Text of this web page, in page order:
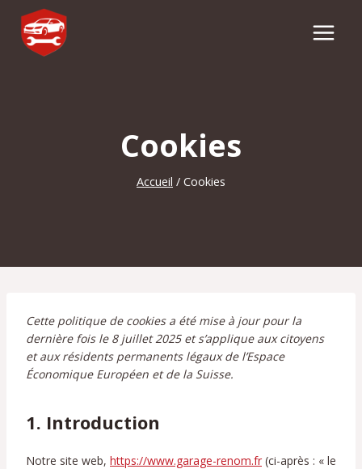
Aller
contenu
Cookies
Accueil / Cookies
Cette politique de cookies a été mise à jour pour la
dernière fois le 8 juillet 2025 et s’applique aux citoyens
et aux résidents permanents légaux de l’Espace
Économique Européen et de la Suisse.
1. Introduction
Notre site web, https://www.garage-renom.fr (ci-après : « le